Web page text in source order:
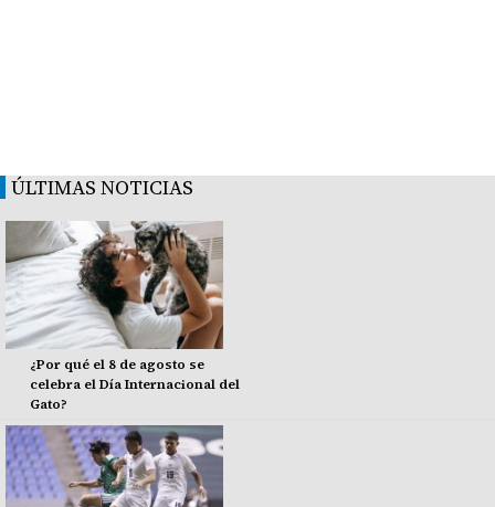
ÚLTIMAS NOTICIAS
¿Por qué el 8 de agosto se
celebra el Día Internacional del
Gato?